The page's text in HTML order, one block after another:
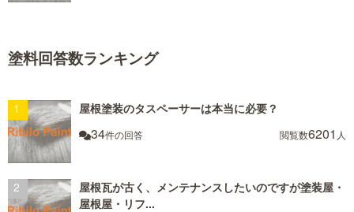
塗料回答数ランキング
屋根塗装のタスペーサーは本当に必要？
34件の回答 閲覧数6201 人
屋根瓦が古く、メンテナンスしたいのですが塗装屋・
屋根屋・リフ...